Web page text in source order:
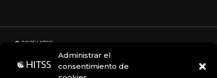
Administrar el
consentimiento de
© 2025 HITSS